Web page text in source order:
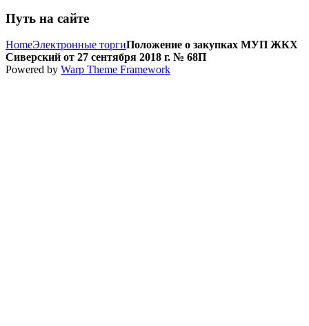
Путь на сайте
HomeЭлектронные торгиПоложение о закупках МУП ЖКХ
Сиверский от 27 сентября 2018 г. № 68П
Powered by Warp Theme Framework